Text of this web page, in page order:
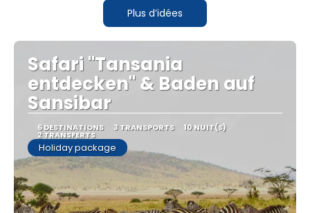
Plus d’idées
Safari "Tansania
entdecken" & Baden auf
Sansibar
6 DESTINATIONS 3 TRANSPORTS 10 NUIT(S)
2 TRANSFERTS
Holiday package